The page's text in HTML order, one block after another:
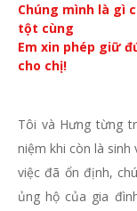
Chúng mình là gì
tột cùng
Em xin phép giữ
cho chị!
Tôi và Hưng từng
niệm khi còn là sinh
việc đã ổn định,
ủng hộ của gia